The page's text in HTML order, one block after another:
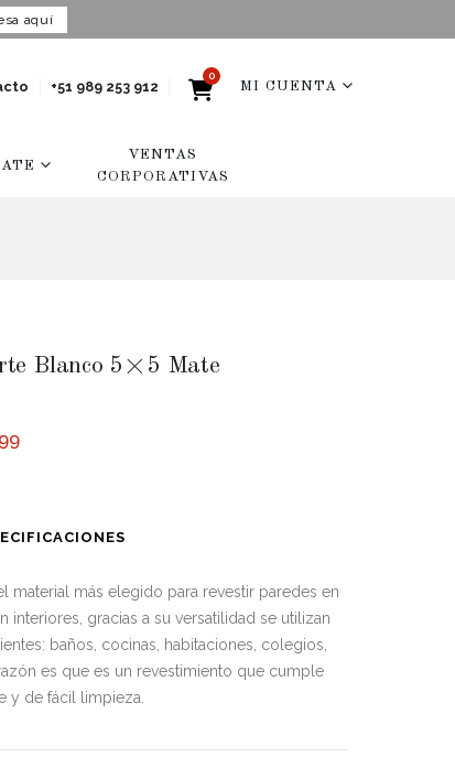
aquí
+51 989 253 912
0
MI CUENTA
VENTAS
CORPORATIVAS
Blanco 5×5 Mate
material más elegido para revestir paredes en
interiores, gracias a su versatilidad se utilizan
baños, cocinas, habitaciones, colegios,
es que es un revestimiento que cumple
y de fácil limpieza.